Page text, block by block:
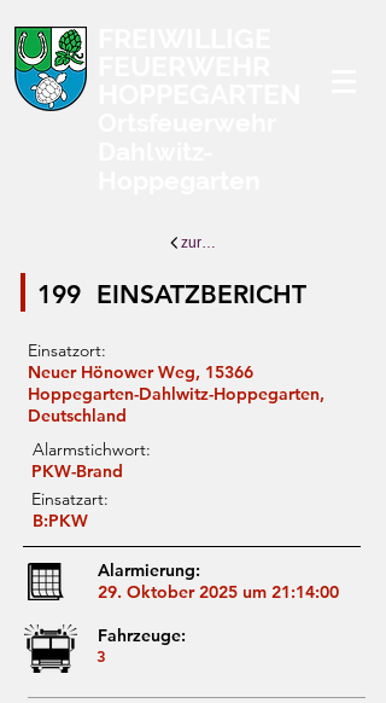
zurück zur Übersicht
EINSATZBERICHT
199
Einsatzort:
Neuer Hönower Weg, 15366
Hoppegarten-Dahlwitz-Hoppegarten,
Deutschland
Alarmstichwort:
PKW-Brand
Einsatzart:
B:PKW
Alarmierung:
29. Oktober 2025 um 21:14:00
Fahrzeuge:
3